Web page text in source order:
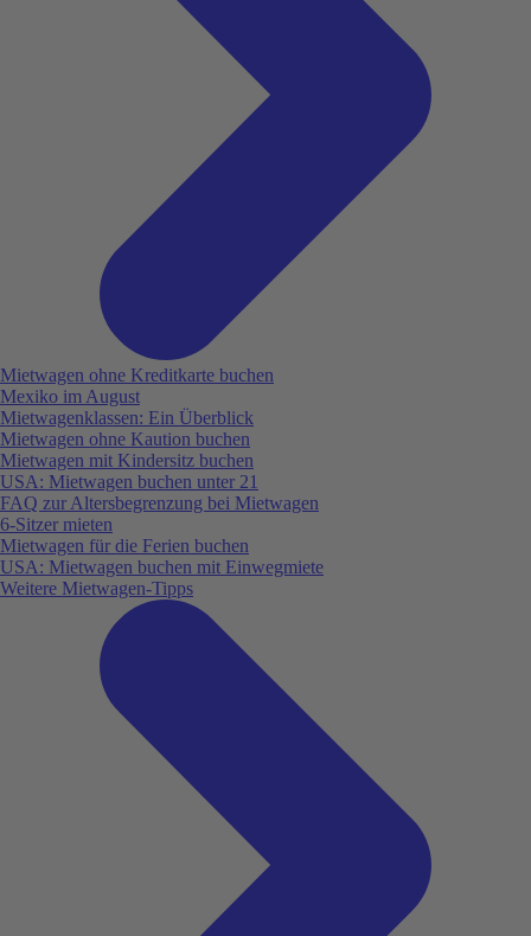
Mietwagen ohne Kreditkarte buchen
Mexiko im August
Mietwagenklassen: Ein Überblick
Mietwagen ohne Kaution buchen
Mietwagen mit Kindersitz buchen
USA: Mietwagen buchen unter 21
FAQ zur Altersbegrenzung bei Mietwagen
6-Sitzer mieten
Mietwagen für die Ferien buchen
USA: Mietwagen buchen mit Einwegmiete
Weitere Mietwagen-Tipps